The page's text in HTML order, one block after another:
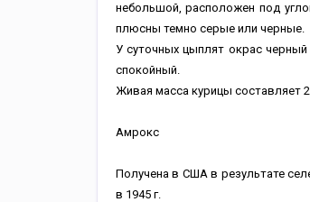
небольшой, расположен под
плюсны темно серые или черные.
У суточных цыплят окрас
спокойный.
Живая масса курицы составляет
Амрокс
Получена в США в результате
в 1945 г.